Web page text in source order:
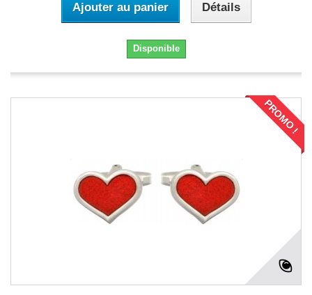
Ajouter au panier Détails
Disponible
PROMO !